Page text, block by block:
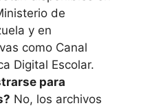
de
y en
como Canal
Digital Escolar.
para
No, los archivos